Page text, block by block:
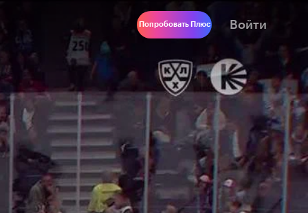
Попробовать Плюс Войти